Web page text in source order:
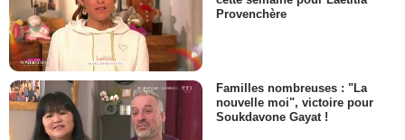
Provenchère
Familles nombreuses : "La
nouvelle moi", victoire pour
Soukdavone Gayat !